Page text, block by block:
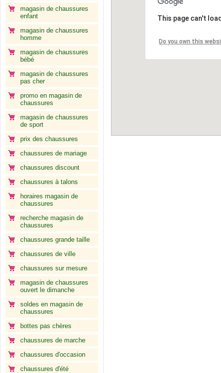
magasin de chaussures
enfant
magasin de chaussures
homme
magasin de chaussures
bébé
magasin de chaussures
pas cher
promo en magasin de
chaussures
magasin de chaussures
de sport
prix des chaussures
chaussures de mariage
chaussures discount
chaussures à talons
horaires magasin de
chaussures
recherche magasin de
chaussures
chaussures grande taille
chaussures de ville
chaussures sur mesure
magasin de chaussures
ouvert le dimanche
soldes en magasin de
chaussures
bottes pas chères
chaussures de marche
chaussures d'occasion
chaussures d'été
This page can't
Do you own this